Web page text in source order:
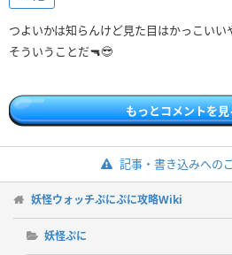
つよいかは知らんけど見た目はかっこいい
そういうことだ🔫😎
もっとコメントを見
記事・書き込みへの
妖怪ウォッチぷにぷに攻略Wiki
妖怪ぷに